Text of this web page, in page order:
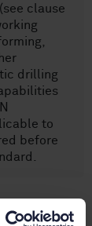
clause
drilling
to
before